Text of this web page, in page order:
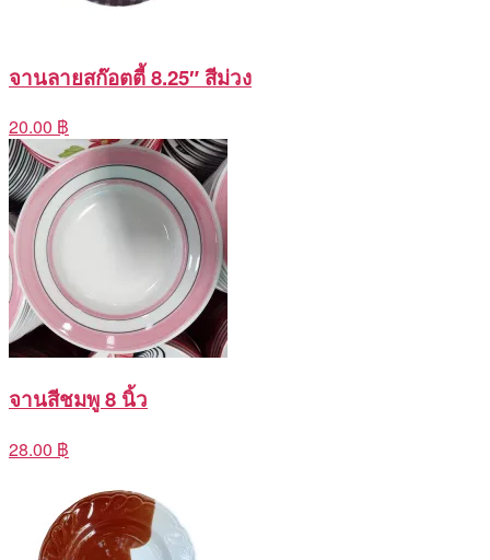
จานลายสก๊อตตี้ 8.25″ สีม่วง
20.00 ฿
จานสีชมพู 8 นิ้ว
28.00 ฿